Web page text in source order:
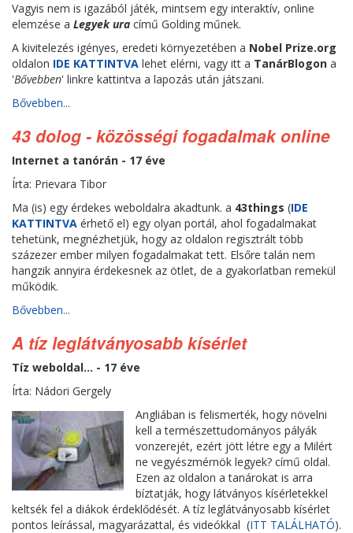
Vagyis nem is igazából játék, mintsem egy interaktív, online
elemzése a Legyek ura című Golding műnek.
A kivitelezés igényes, eredeti környezetében a Nobel Prize.org
oldalon IDE KATTINTVA lehet elérni, vagy itt a TanárBlogon a
'Bővebben' linkre kattintva a lapozás után játszani.
Bővebben...
43 dolog - közösségi fogadalmak online
Internet a tanórán - 17 éve
Írta: Prievara Tibor
Ma (is) egy érdekes weboldalra akadtunk. a 43things (IDE
KATTINTVA érhető el) egy olyan portál, ahol fogadalmakat
tehetünk, megnézhetjük, hogy az oldalon regisztrált több
százezer ember milyen fogadalmakat tett. Elsőre talán nem
hangzik annyira érdekesnek az ötlet, de a gyakorlatban remekül
működik.
Bővebben...
A tíz leglátványosabb kísérlet
Tíz weboldal... - 17 éve
Írta: Nádori Gergely
Angliában is felismerték, hogy növelni
kell a természettudományos pályák
vonzerejét, ezért jött létre egy a Milért
ne vegyészmérnök legyek? című oldal.
Ezen az oldalon a tanárokat is arra
bíztatják, hogy látványos kísérletekkel
keltsék fel a diákok érdeklődését. A tíz leglátványosabb kísérlet
pontos leírással, magyarázattal, és videókkal (ITT TALÁLHATÓ).